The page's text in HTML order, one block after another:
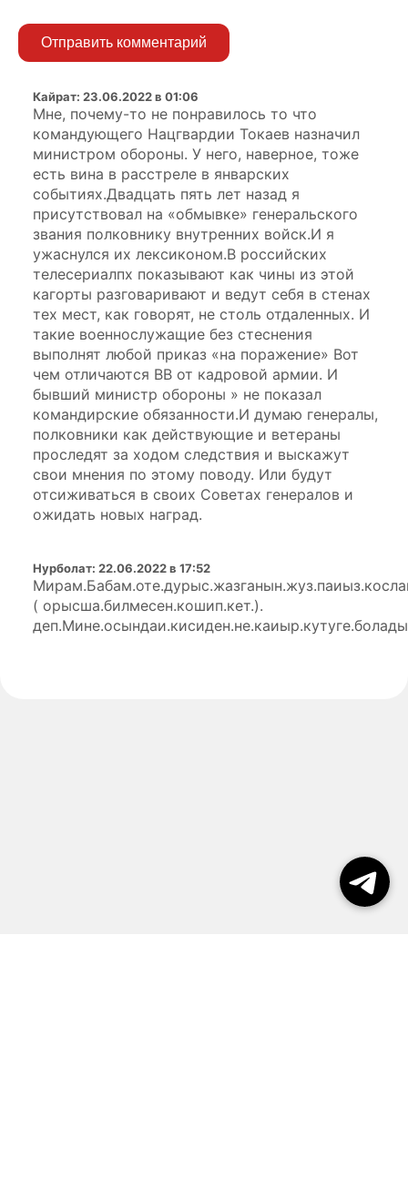
Отправить комментарий
Кайрат: 23.06.2022 в 01:06
Мне, почему-то не понравилось то что
командующего Нацгвардии Токаев назначил
министром обороны. У него, наверное, тоже
есть вина в расстреле в январских
событиях.Двадцать пять лет назад я
присутствовал на «обмывке» генеральского
звания полковнику внутренних войск.И я
ужаснулся их лексиконом.В российских
телесериалпх показывают как чины из этой
кагорты разговаривают и ведут себя в стенах
тех мест, как говорят, не столь отдаленных. И
такие военнослужащие без стеснения
выполнят любой приказ «на поражение» Вот
чем отличаются ВВ от кадровой армии. И
бывший министр обороны » не показал
командирские обязанности.И думаю генералы,
полковники как действующие и ветераны
проследят за ходом следствия и выскажут
свои мнения по этому поводу. Или будут
отсиживаться в своих Советах генералов и
ожидать новых наград.
Нурболат: 22.06.2022 в 17:52
( орысша.билмесен.кошип.кет.).